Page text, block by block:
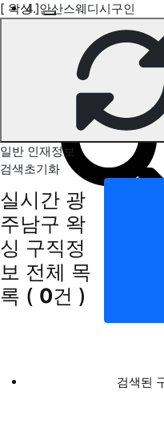
4. 안산스웨디시구인
광주남구 왁싱 구직정보
[ 왁싱 ]
일반 인재정보
검색초기화
실시간 광
주남구 왁
싱 구직정
보 전체 목
록 ( 0건 )
검색된